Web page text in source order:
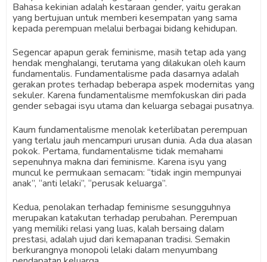
Bahasa kekinian adalah kestaraan gender, yaitu gerakan
yang bertujuan untuk memberi kesempatan yang sama
kepada perempuan melalui berbagai bidang kehidupan.
Segencar apapun gerak feminisme, masih tetap ada yang
hendak menghalangi, terutama yang dilakukan oleh kaum
fundamentalis. Fundamentalisme pada dasarnya adalah
gerakan protes terhadap beberapa aspek modernitas yang
sekuler. Karena fundamentalisme memfokuskan diri pada
gender sebagai isyu utama dan keluarga sebagai pusatnya.
Kaum fundamentalisme menolak keterlibatan perempuan
yang terlalu jauh mencampuri urusan dunia. Ada dua alasan
pokok. Pertama, fundamentalisme tidak memahami
sepenuhnya makna dari feminisme. Karena isyu yang
muncul ke permukaan semacam: “tidak ingin mempunyai
anak”, “anti lelaki”, “perusak keluarga”.
Kedua, penolakan terhadap feminisme sesungguhnya
merupakan katakutan terhadap perubahan. Perempuan
yang memiliki relasi yang luas, kalah bersaing dalam
prestasi, adalah ujud dari kemapanan tradisi. Semakin
berkurangnya monopoli lelaki dalam menyumbang